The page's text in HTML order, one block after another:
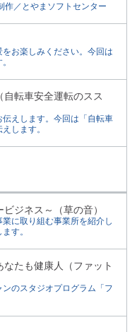
作／とやまソフトセンター
お楽しみください。今回は
転車安全運転のスス
えします。今回は「自転車
します。
ジネス～（草の音）
に取り組む事業所を紹介し
す。
たも健康人（ファット
のスタジオプログラム「フ